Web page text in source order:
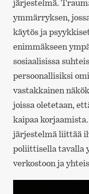
järjestelmä.
ymmärryksen,
käytös ja
enimmäkseen
sosiaalisissa
persoonallisiksi
vastakkainen
joissa oletetaan,
kaipaa
järjestelmä liittää
poliittisella tavalla
verkostoon ja